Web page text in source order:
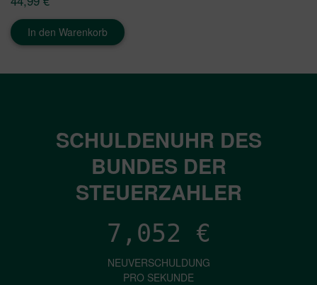
In den Warenkorb
SCHULDENUHR DES
BUNDES DER
STEUERZAHLER
7,052 €
NEUVERSCHULDUNG
PRO SEKUNDE